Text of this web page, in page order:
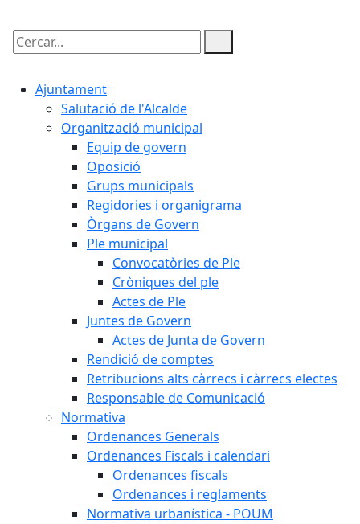
Cercar:
Ajuntament
Salutació de l'Alcalde
Organització municipal
Equip de govern
Oposició
Grups municipals
Regidories i organigrama
Òrgans de Govern
Ple municipal
Convocatòries de Ple
Cròniques del ple
Actes de Ple
Juntes de Govern
Actes de Junta de Govern
Rendició de comptes
Retribucions alts càrrecs i càrrecs electes
Responsable de Comunicació
Normativa
Ordenances Generals
Ordenances Fiscals i calendari
Ordenances fiscals
Ordenances i reglaments
Normativa urbanística - POUM